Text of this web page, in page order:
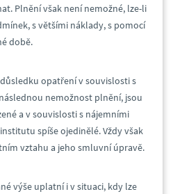
Plnění však není nemožné, lze-li
s většími náklady, s pomocí
době.
opatření v souvislosti s
nemožnost plnění, jsou
a v souvislosti s nájemními
spíše ojedinělé. Vždy však
vztahu a jeho smluvní úpravě.
výše uplatní i v situaci, kdy lze